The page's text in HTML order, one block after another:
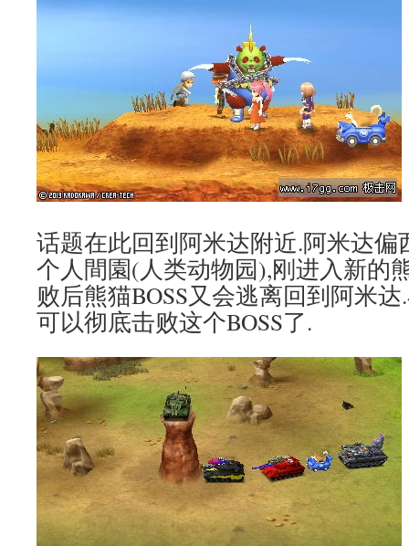
话题在此回到阿米达附近.阿米达
个人間園(人类动物园),刚进入新的
败后熊猫BOSS又会逃离回到阿米
可以彻底击败这个BOSS了.